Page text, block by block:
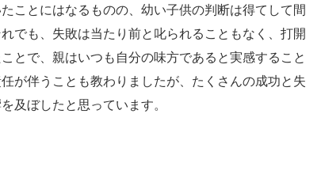
ことにはなるものの、幼い子供の判断は得てして間
でも、失敗は当たり前と叱られることもなく、打開
とで、親はいつも自分の味方であると実感すること
が伴うことも教わりましたが、たくさんの成功と失
及ぼしたと思っています。